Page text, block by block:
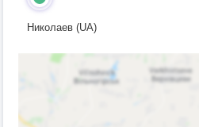
Николаев (UA)